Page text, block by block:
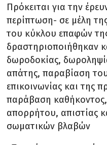
Πρόκειται για την
περίπτωση- σε μέλη
του κύκλου επαφών
δραστηριοποιήθηκαν
δωροδοκίας,
απάτης, παραβίαση
επικοινωνίας και της
παράβαση
απορρήτου, απιστίας
σωματικών βλαβών